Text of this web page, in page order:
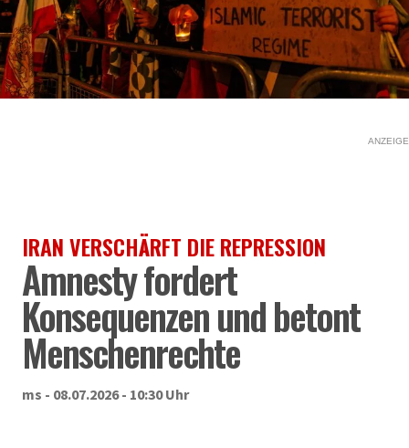
ANZEIGE
IRAN VERSCHÄRFT DIE REPRESSION
Amnesty fordert
Konsequenzen und betont
Menschenrechte
ms - 08.07.2026 - 10:30 Uhr